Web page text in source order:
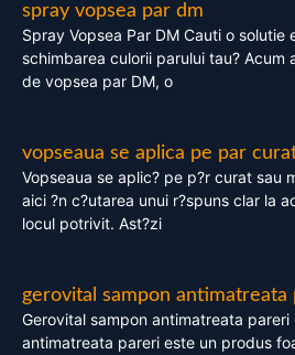
spray vopsea par dm
Spray Vopsea Par DM Cauti o
schimbarea culorii parului tau? Acum
de vopsea par DM, o
vopseaua se aplica pe par
Vopseaua se aplic? pe p?r curat sau
aici ?n c?utarea unui r?spuns clar la
locul potrivit. Ast?zi
gerovital sampon antimatreata
Gerovital sampon antimatreata pareri
antimatreata pareri este un produs